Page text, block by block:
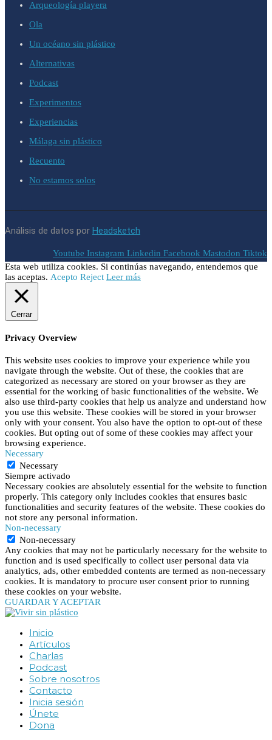
Arqueología playera
Ola
Un océano sin plástico
Alternativas
Podcast
Experimentos
Experiencias
Málaga sin plástico
Recuento
No estamos solos
Análisis de datos por Headsketch
Youtube Instagram Linkedin Facebook Mastodon Tiktok
Esta web utiliza cookies. Si continúas navegando, entendemos que
las aceptas. Acepto Reject Leer más
Cerrar
Privacy Overview
This website uses cookies to improve your experience while you
navigate through the website. Out of these, the cookies that are
categorized as necessary are stored on your browser as they are
essential for the working of basic functionalities of the website. We
also use third-party cookies that help us analyze and understand how
you use this website. These cookies will be stored in your browser
only with your consent. You also have the option to opt-out of these
cookies. But opting out of some of these cookies may affect your
browsing experience.
Necessary
Necessary
Siempre activado
Necessary cookies are absolutely essential for the website to function
properly. This category only includes cookies that ensures basic
functionalities and security features of the website. These cookies do
not store any personal information.
Non-necessary
Non-necessary
Any cookies that may not be particularly necessary for the website to
function and is used specifically to collect user personal data via
analytics, ads, other embedded contents are termed as non-necessary
cookies. It is mandatory to procure user consent prior to running
these cookies on your website.
GUARDAR Y ACEPTAR
Inicio
Artículos
Charlas
Podcast
Sobre nosotros
Contacto
Inicia sesión
Únete
Dona